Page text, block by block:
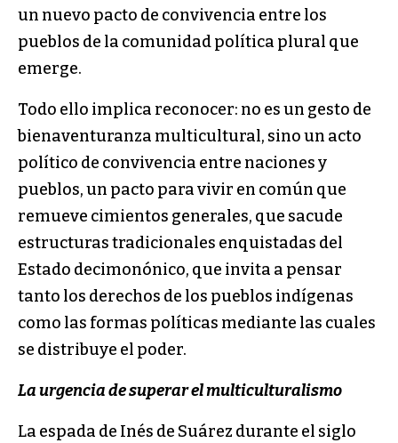
un nuevo pacto de convivencia entre los
pueblos de la comunidad política plural que
emerge.
Todo ello implica reconocer: no es un gesto de
bienaventuranza multicultural, sino un acto
político de convivencia entre naciones y
pueblos, un pacto para vivir en común que
remueve cimientos generales, que sacude
estructuras tradicionales enquistadas del
Estado decimonónico, que invita a pensar
tanto los derechos de los pueblos indígenas
como las formas políticas mediante las cuales
se distribuye el poder.
La urgencia de superar el multiculturalismo
La espada de Inés de Suárez durante el siglo